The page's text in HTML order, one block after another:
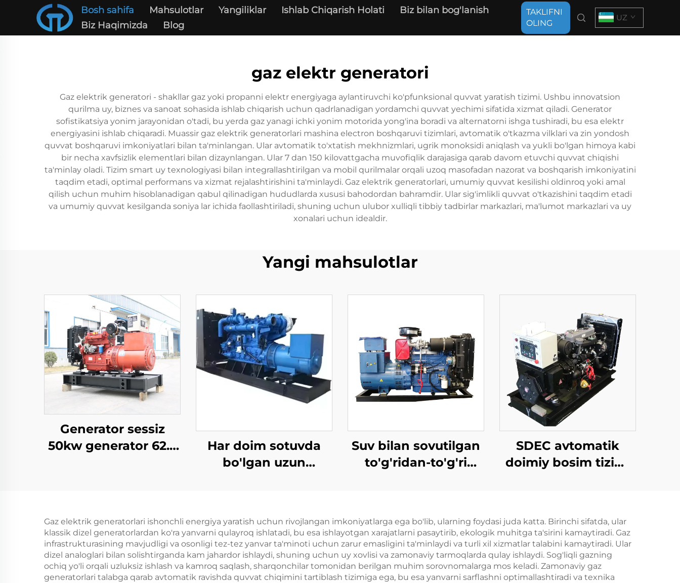
Bosh sahifa Mahsulotlar Yangiliklar Ishlab Chiqarish Holati
Biz bilan bog'lanish
Biz Haqimizda
Blog
TAKLIFNI
OLING
UZ
gaz elektr generatori
Gaz elektrik generatori - shakllar gaz yoki propanni elektr energiyaga aylantiruvchi ko'pfunksional quvvat yaratish tizimi. Ushbu innovatsion
qurilma uy, biznes va sanoat sohasida ishlab chiqarish uchun qadrlanadigan yordamchi quvvat yechimi sifatida xizmat qiladi. Generator
sofistikatsiya yonim jarayonidan o'tadi, bu yerda gaz yanagi ichki yonim motorida yong'ina boradi va alternatorni ishga tushiradi, bu esa elektr
energiyasini ishlab chiqaradi. Muassir gaz elektrik generatorlari mashina electron boshqaruvi tizimlari, avtomatik o'tkazma vilklari va zin yondosh
quvvat boshqaruvi imkoniyatlari bilan ta'minlangan. Ular avtomatik to'xtatish mekhnizmlari, ugrik monoksidi aniqlash va yukli bo'lgan himoya kabi
bir necha xavfsizlik elementlari bilan dizaynlangan. Ular 7 dan 150 kilovattgacha muvofiqlik darajasiga qarab davom etuvchi quvvat chiqishi
ta'minlay oladi. Tizim smart uy texnologiyasi bilan integrallashtirilgan va mobil qurilmalar orqali uzoq masofadan nazorat va boshqarish imkoniyatini
taqdim etadi, optimal performans va xizmat rejalashtirishini ta'minlaydi. Gaz elektrik generatorlari, umumiy quvvat kesilishi oldinroq yoki amal
qilish uchun muhim hisoblanadigan qabul qilinadigan hududlarda xususi bahodordan bahramdir. Ular sig'imlikli quvvat o'tkazishini taqdim etadi
va umumiy quvvat kesilganda soniya lar ichida faollashtiriladi, shuning uchun ulubor xulliqli tibbiy tadbirlar markazlari, ma'lumot markazlari va uy
xonalari uchun idealdir.
Yangi mahsulotlar
Generator sessiz
50kw generator 62.5
Har doim sotuvda
bo'lgan uzun
2000kw tabiiy gaz
generator kompluksi
Suv bilan sovutilgan
to'g'ridan-to'g'ri
SDEC avtomatik
doimiy bosim tizimi
Gaz elektrik generatorlari ishonchli energiya yaratish uchun rivojlangan imkoniyatlarga ega bo'lib, ularning foydasi juda katta. Birinchi sifatda, ular
klassik dizel generatorlardan ko'ra yanvarni qulayroq ishlatadi, bu esa ishlayotgan xarajatlarni pasaytirib, ekologik muhitga ta'sirini kamaytiradi. Gaz
infrastrukturasining mavjudligi va osonligi tez-tez yanvar ta'minoti uchun zarur emasligini ta'minlaydi va turli xil xizmatlar talabini kamaytiradi. Ular
dizel analoglari bilan solishtirganda kam jahardor ishlaydi, shuning uchun uy xovlisi va zamonaviy tarmoqlarda qulay ishlaydi. Sog'liqli gazning
ochiq yo'li orqali uzluksiz ishlash va kamroq saqlash, sharqonchilar tomonidan berilgan muhim sorovnomalarga mos keladi. Zamonaviy gaz
generatorlari talabga qarab avtomatik ravishda quvvat chiqimini tartiblash tizimiga ega, bu esa yanvarni sarflashni optimallashtiradi va texnika